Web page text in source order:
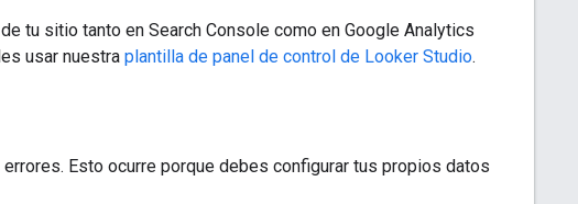
tu sitio tanto en Search Console como en Google Analytics
usar nuestra plantilla de panel de control de Looker Studio.
Esto ocurre porque debes configurar tus propios datos